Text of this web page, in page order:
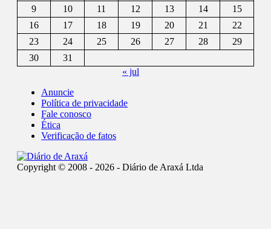
9
10 11 12 13 14
15
16
17 18 19 20 21
22
23
24 25 26 27 28
29
30
31
« jul
Anuncie
Política de privacidade
Fale conosco
Ética
Verificação de fatos
Copyright © 2008 - 2026 - Diário de Araxá Ltda